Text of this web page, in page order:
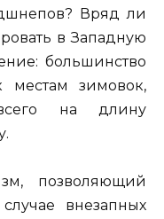
Вряд ли
в Западную
большинство
местам зимовок,
на длину
позволяющий
внезапных